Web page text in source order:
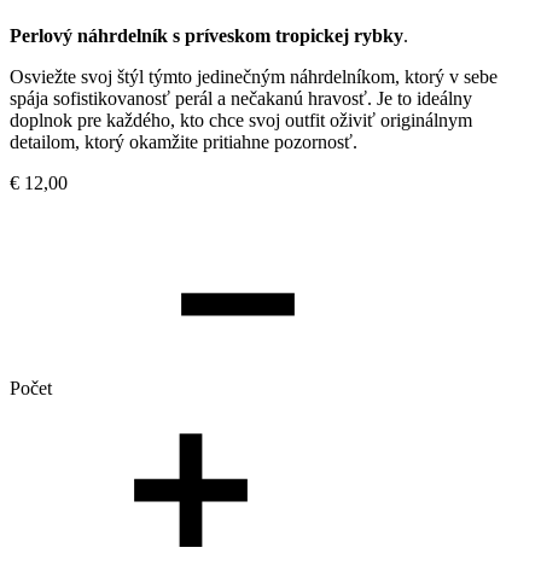
Perlový náhrdelník s príveskom tropickej rybky.
Osviežte svoj štýl týmto jedinečným náhrdelníkom, ktorý v sebe
spája sofistikovanosť perál a nečakanú hravosť. Je to ideálny
doplnok pre každého, kto chce svoj outfit oživiť originálnym
detailom, ktorý okamžite pritiahne pozornosť.
€ 12,00
Počet